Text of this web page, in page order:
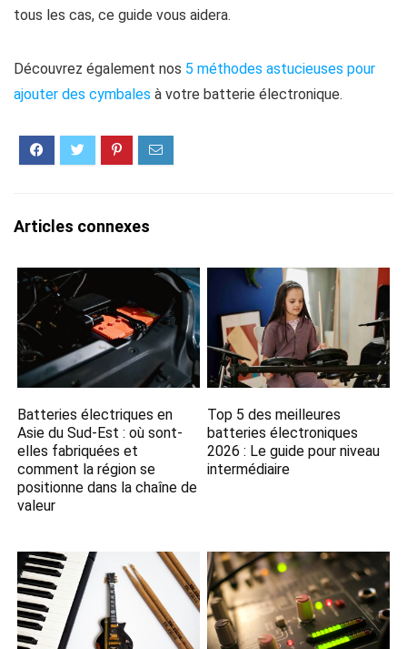
tous les cas, ce guide vous aidera.
Découvrez également nos 5 méthodes astucieuses pour
ajouter des cymbales à votre batterie électronique.
Articles connexes
Batteries électriques en
Asie du Sud-Est : où sont-
elles fabriquées et
comment la région se
positionne dans la chaîne de
valeur
Top 5 des meilleures
batteries électroniques
2026 : Le guide pour niveau
intermédiaire